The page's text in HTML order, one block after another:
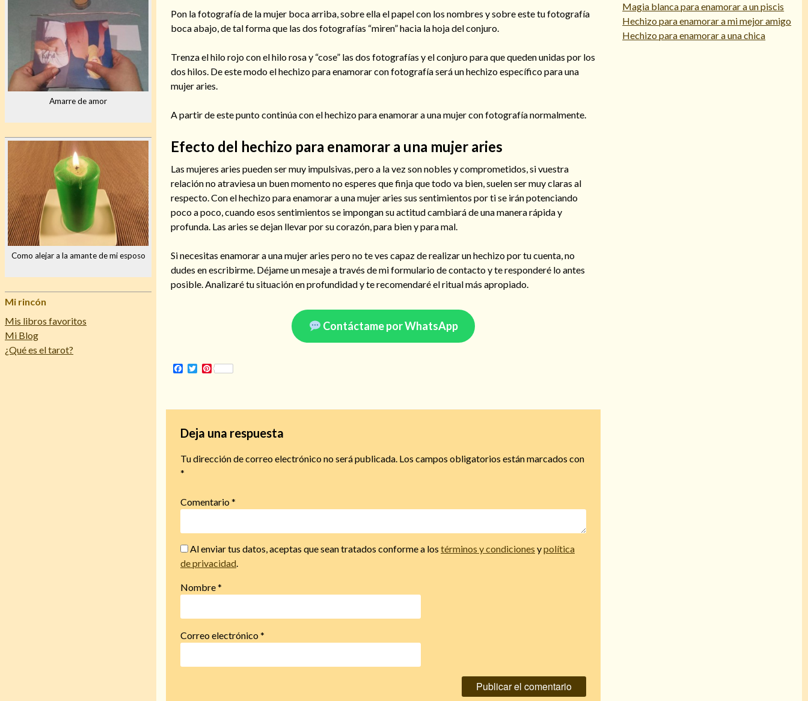
Amarre de amor
Como alejar a la amante de mi esposo
Mi rincón
Mis libros favoritos
Mi Blog
¿Qué es el tarot?
Pon la fotografía de la mujer boca arriba, sobre ella el papel con los nombres y sobre este tu fotografía
boca abajo, de tal forma que las dos fotografías “miren” hacia la hoja del conjuro.
Trenza el hilo rojo con el hilo rosa y “cose” las dos fotografías y el conjuro para que queden unidas por los
dos hilos. De este modo el hechizo para enamorar con fotografía será un hechizo específico para una
mujer aries.
A partir de este punto continúa con el hechizo para enamorar a una mujer con fotografía normalmente.
Efecto del hechizo para enamorar a una mujer aries
Las mujeres aries pueden ser muy impulsivas, pero a la vez son nobles y comprometidos, si vuestra
relación no atraviesa un buen momento no esperes que finja que todo va bien, suelen ser muy claras al
respecto. Con el hechizo para enamorar a una mujer aries sus sentimientos por ti se irán potenciando
poco a poco, cuando esos sentimientos se impongan su actitud cambiará de una manera rápida y
profunda. Las aries se dejan llevar por su corazón, para bien y para mal.
Si necesitas enamorar a una mujer aries pero no te ves capaz de realizar un hechizo por tu cuenta, no
dudes en escribirme. Déjame un mesaje a través de mi formulario de contacto y te responderé lo antes
posible. Analizaré tu situación en profundidad y te recomendaré el ritual más apropiado.
Contáctame por WhatsApp
Facebook
TwitterPinterest
Deja una respuesta
Tu dirección de correo electrónico no será publicada. Los campos obligatorios están marcados con
*
Comentario*
Al enviar tus datos, aceptas que sean tratados conforme a los términos y condiciones ypolítica
de privacidad.
Nombre*
Correo electrónico*
Magia blanca para enamorar a un piscis
Hechizo para enamorar a mi mejor amigo
Hechizo para enamorar a una chica